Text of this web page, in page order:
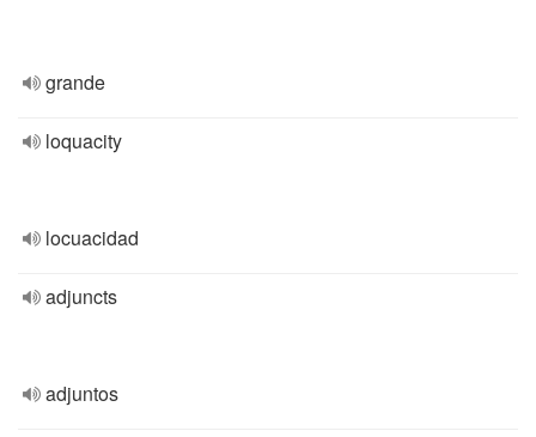
grande
loquacity
locuacidad
adjuncts
adjuntos